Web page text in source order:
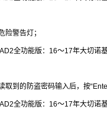
险警告灯；
到的防盗密码输入后，按